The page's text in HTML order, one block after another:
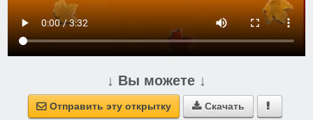
↓ Вы можете ↓
 Отправить эту открытку  Скачать 